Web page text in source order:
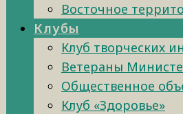
Восточное
Клубы
Клуб творческих
Ветераны
Общественное
Клуб «Здоровье»